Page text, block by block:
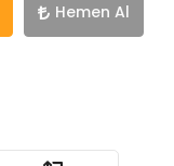
Hemen Al